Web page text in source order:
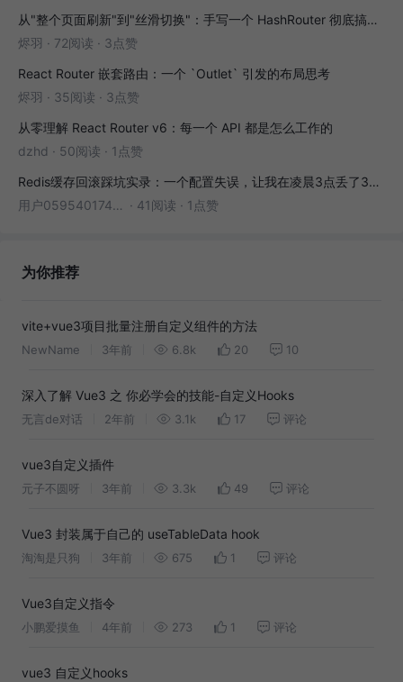
从"整个页面刷新"到"丝滑切换"：手写一个 HashRouter 彻底搞懂前端路由
烬羽 · 72阅读 · 3点赞
React Router 嵌套路由：一个 `Outlet` 引发的布局思考
烬羽 · 35阅读 · 3点赞
从零理解 React Router v6：每一个 API 都是怎么工作的
dzhd · 50阅读 · 1点赞
Redis缓存回滚踩坑实录：一个配置失误，让我在凌晨3点丢了3000条数据
用户05954017446 · 41阅读 · 1点赞
为你推荐
vite+vue3项目批量注册自定义组件的方法
NewName 3年前 6.8k 20 10
深入了解 Vue3 之 你必学会的技能-自定义Hooks
无言de对话 2年前 3.1k 17 评论
vue3自定义插件
元子不圆呀 3年前 3.3k 49 评论
Vue3 封装属于自己的 useTableData hook
淘淘是只狗 3年前 675 1 评论
Vue3自定义指令
小鹏爱摸鱼 4年前 273 1 评论
vue3 自定义hooks